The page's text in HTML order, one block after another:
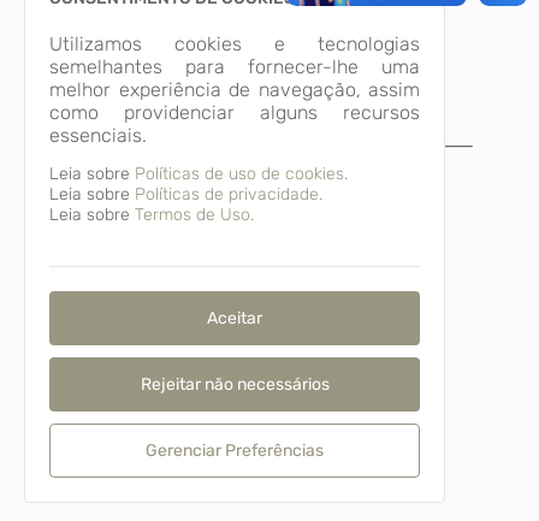
A página não foi
encontrada!
Voltar para o início
Utilizamos cookies e tecnologias
semelhantes para fornecer-lhe uma
melhor experiência de navegação, assim
como providenciar alguns recursos
essenciais.
Leia sobre Políticas de uso de cookies.
Leia sobre Políticas de privacidade.
Leia sobre Termos de Uso.
Aceitar
Rejeitar não necessários
Gerenciar Preferências